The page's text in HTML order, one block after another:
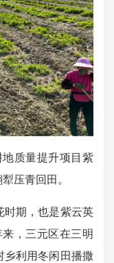
质量提升项目紫
压青回田。
期，也是紫云英
，三元区在三明
乡利用冬闲田播撒